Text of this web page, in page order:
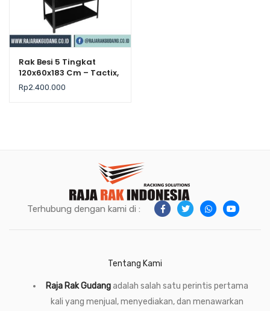
Rak Besi 5 Tingkat
120x60x183 Cm – Tactix,
Kekuatan 225Kg / Level
Rp2.400.000
Terhubung dengan kami di :
Tentang Kami
Raja Rak Gudangadalah salah satu perintis pertama
kali yang menjual, menyediakan, dan menawarkan